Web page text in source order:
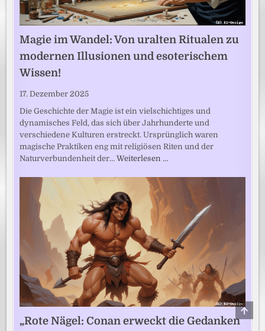
Magie im Wandel: Von uralten Ritualen zu
modernen Illusionen und esoterischem
Wissen!
17. Dezember 2025
Die Geschichte der Magie ist ein vielschichtiges und
dynamisches Feld, das sich über Jahrhunderte und
verschiedene Kulturen erstreckt. Ursprünglich waren
magische Praktiken eng mit religiösen Riten und der
Naturverbundenheit der…Weiterlesen …
„Rote Nägel: Conan erweckt die Gedanken TO